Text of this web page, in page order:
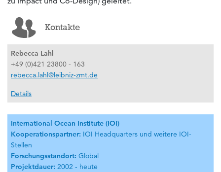
Kontakte
Rebecca Lahl
+49 (0)421 23800 - 163
rebecca.lahl@leibniz-zmt.de
Details
International Ocean Institute (IOI)
Kooperationspartner: IOI Headquarters und weitere IOI-
Stellen
Forschungsstandort: Global
Projektdauer: 2002 - heute